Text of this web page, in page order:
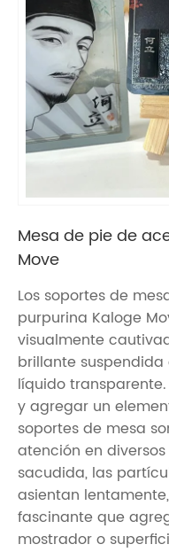
Mesa de pie de
Move
Los soportes de
purpurina Kaloge
visualmente
brillante
líquido
y agregar un
soportes de mesa
atención en
sacudida, las
asientan
fascinante que
mostrador o